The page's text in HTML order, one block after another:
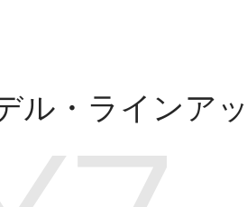
ル・ラインア